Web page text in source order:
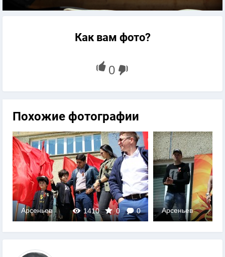
Как вам фото?
Похожие фотографии
1410 0 0
Арсеньев Арсеньев